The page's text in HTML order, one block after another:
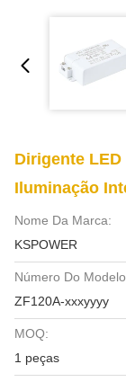
Dirigente LED
Iluminação
Nome Da Marca:
KSPOWER
Número Do
ZF120A-xxxyyyy
MOQ:
1 peças